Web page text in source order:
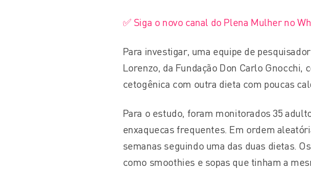
✅ Siga o novo canal do Plena Mulher no
Para investigar, uma equipe de
Lorenzo, da Fundação Don Carlo Gnocchi,
cetogênica com outra dieta com poucas
Para o estudo, foram monitorados 35
enxaquecas frequentes. Em ordem
semanas seguindo uma das duas dietas.
como smoothies e sopas que tinham a